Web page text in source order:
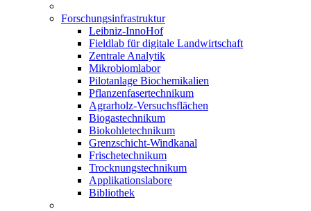
Forschungsinfrastruktur
Leibniz-InnoHof
Fieldlab für digitale Landwirtschaft
Zentrale Analytik
Mikrobiomlabor
Pilotanlage Biochemikalien
Pflanzenfasertechnikum
Agrarholz-Versuchsflächen
Biogastechnikum
Biokohletechnikum
Grenzschicht-Windkanal
Frischetechnikum
Trocknungstechnikum
Applikationslabore
Bibliothek